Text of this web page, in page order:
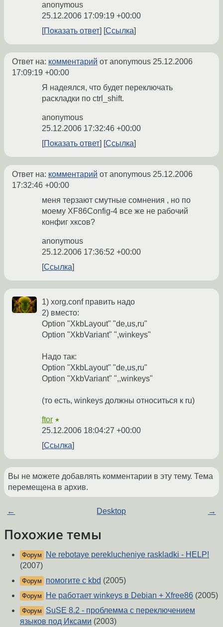
anonymous
25.12.2006 17:09:19 +00:00
Показать ответ
Ссылка
Ответ на: комментарий от anonymous 25.12.2006
17:09:19 +00:00
Я надеялся, что будет переключать
раскладки по ctrl_shift.
anonymous
25.12.2006 17:32:46 +00:00
Показать ответ
Ссылка
Ответ на: комментарий от anonymous 25.12.2006
17:32:46 +00:00
меня терзают смутные сомнения , но по
моему XF86Config-4 все же не рабочий
конфиг хксов?
anonymous
25.12.2006 17:36:52 +00:00
Ссылка
1) xorg.conf править надо
2) вместо:
Option "XkbLayout" "de,us,ru"
Option "XkbVariant" ",winkeys"
Надо так:
Option "XkbLayout" "de,us,ru"
Option "XkbVariant" ",,winkeys"
(то есть, winkeys должны относиться к ru)
ftor ★
25.12.2006 18:04:27 +00:00
Ссылка
Вы не можете добавлять комментарии в эту тему. Тема
перемещена в архив.
← Desktop →
Похожие темы
Форум
Ne rebotaye pereklucheniye raskladki - HELP!
(2007)
Форум помогите с kbd (2005)
Форум Не работает winkeys в Debian + Xfree86 (2005)
Форум
SuSE 8.2 - проблемма с переключением
языков под Иксами (2003)